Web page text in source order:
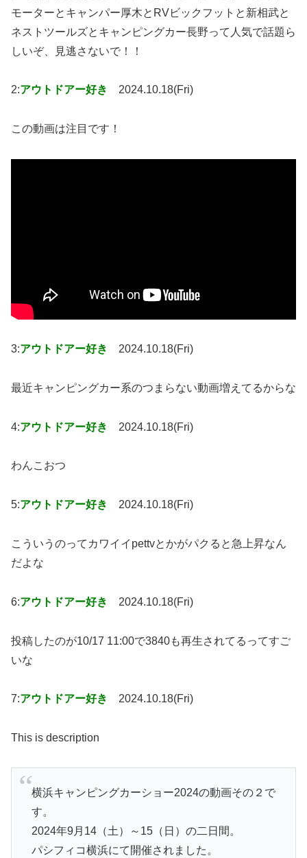
モーターとキャンパー厚木とRVビックフットと新相武と
ネストツールズとキャンピングカー長野って人気で話題ら
しいぞ、見逃さないで！！
2:アウトドアー好き 2024.10.18(Fri)
この動画は注目です！
3:アウトドアー好き 2024.10.18(Fri)
最近キャンピングカー系のつまらない動画増えてるからな
4:アウトドアー好き 2024.10.18(Fri)
わんこおつ
5:アウトドアー好き 2024.10.18(Fri)
こういうのってカワイイpettvとかがパクると急上昇なん
だよな
6:アウトドアー好き 2024.10.18(Fri)
投稿したのが10/17 11:00で3840も再生されてるってすご
いな
7:アウトドアー好き 2024.10.18(Fri)
This is description
横浜キャンピングカーショー2024の動画その２で
す。
2024年9月14（土）～15（日）の二日間。
パシフィコ横浜にて開催されました。